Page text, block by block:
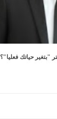
"بتغير حياتك فعليا"؟